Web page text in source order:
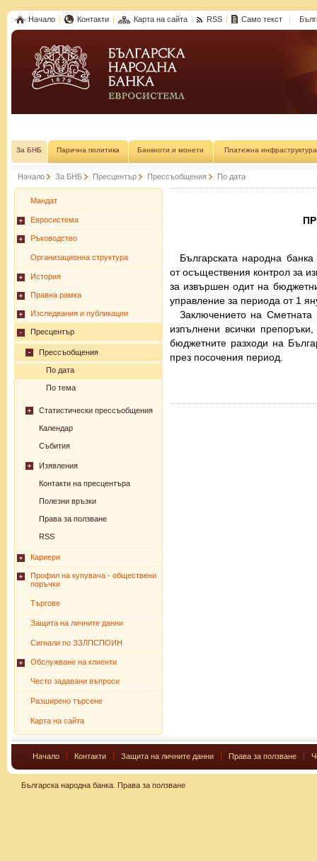
Начало Контакти Карта на сайта RSS Само текст
За БНБ Парична политика Банкноти и монети Платежна инфраструктура
Начало За БНБ Пресцентър Прессъобщения По дата
Мандат
Евросистема
Ръководство
Организационна структура
История
Правна рамка
Изследвания и публикации
Пресцентър
Прессъобщения
По дата
По тема
Статистически прессъобщения
Календар
Събития
Изявления
Контакти на пресцентъра
Полезни връзки
Права за ползване
RSS
Кариери
Профил на купувача - обществени
поръчки
Търгове
Защита на личните данни
Сигнали по ЗЗЛПСПОИН
Обслужване на клиенти
Често задавани въпроси
Разширено търсене
Карта на сайта
Българската народна
от осъществения контрол за
за извършен одит на
управление за периода от 1
Заключението на Сметната
изпълнени всички
бюджетните разходи на
през посочения период.
Начало Контакти Защита на личните данни Права за ползване
Българска народна банка. Права за ползване